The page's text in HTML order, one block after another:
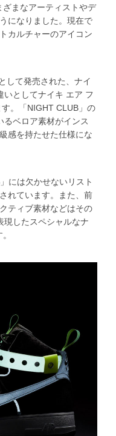
まなアーティストやデ
になりました。現在で
カルチャーのアイコン
して発売された、ナイ
いとしてナイキ エア フ
。「NIGHT CLUB」の
るベロア素材がインス
感を持たせた仕様にな
には欠かせないリスト
れています。また、前
ティブ素材などはその
現したスペシャルなナ